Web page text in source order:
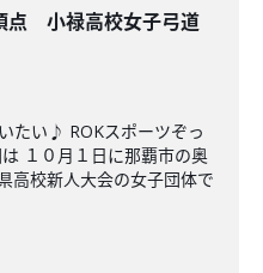
点 小禄高校女子弓道
たい♪ ROKスポーツぞっ
１０月１日に那覇市の奥
高校新人大会の女子団体で